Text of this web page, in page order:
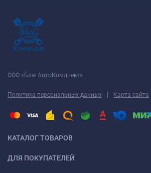
ООО «БлагАвтоКомлпект»
Политика персональных данных | Карта сайта
КАТАЛОГ ТОВАРОВ
ДЛЯ ПОКУПАТЕЛЕЙ